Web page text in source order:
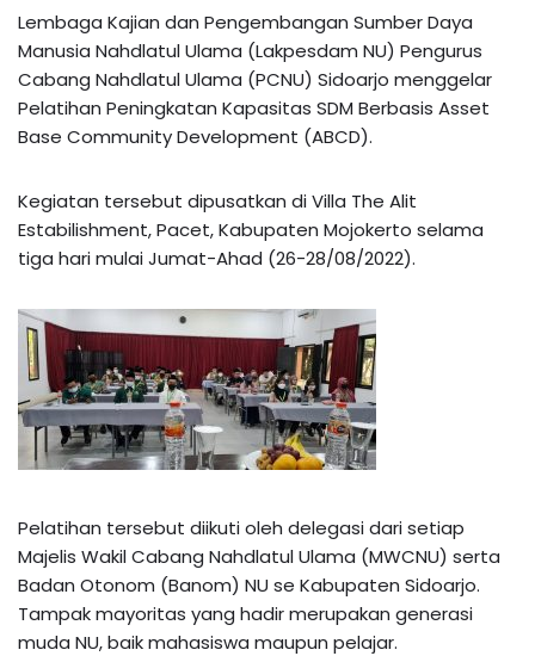
Lembaga Kajian dan Pengembangan Sumber Daya
Manusia Nahdlatul Ulama (Lakpesdam NU) Pengurus
Cabang Nahdlatul Ulama (PCNU) Sidoarjo menggelar
Pelatihan Peningkatan Kapasitas SDM Berbasis Asset
Base Community Development (ABCD).
Kegiatan tersebut dipusatkan di Villa The Alit
Estabilishment, Pacet, Kabupaten Mojokerto selama
tiga hari mulai Jumat-Ahad (26-28/08/2022).
Pelatihan tersebut diikuti oleh delegasi dari setiap
Majelis Wakil Cabang Nahdlatul Ulama (MWCNU) serta
Badan Otonom (Banom) NU se Kabupaten Sidoarjo.
Tampak mayoritas yang hadir merupakan generasi
muda NU, baik mahasiswa maupun pelajar.